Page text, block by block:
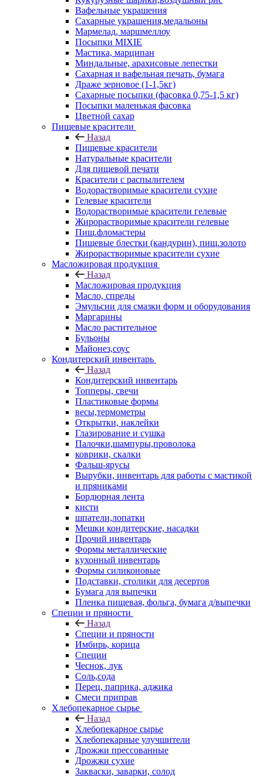
Вафельные украшения
Сахарные украшения,медальоны
Мармелад, маршмеллоу
Посыпки MIXIE
Мастика, марципан
Миндальные, арахисовые лепестки
Сахарная и вафельная печать, бумага
Драже зерновое (1-1,5кг)
Сахарные посыпки (фасовка 0,75-1,5 кг)
Посыпки маленькая фасовка
Цветной сахар
Пищевые красители
Назад
Пищевые красители
Натуральные красители
Для пищевой печати
Красители с распылителем
Водорастворимые красители сухие
Гелевые красители
Водорастворимые красители гелевые
Жирорастворимые красители гелевые
Пищ.фломастеры
Пищевые блестки (кандурин), пищ.золото
Жирорастворимые красители сухие
Масложировая продукция
Назад
Масложировая продукция
Масло, спреды
Эмульсии для смазки форм и оборудования
Маргарины
Масло растительное
Бульоны
Майонез,соус
Кондитерский инвентарь
Назад
Кондитерский инвентарь
Топперы, свечи
Пластиковые формы
весы,термометры
Открытки, наклейки
Глазирование и сушка
Палочки,шампуры,проволока
коврики, скалки
Фальш-ярусы
Вырубки, инвентарь для работы с мастикой
и пряниками
Бордюрная лента
кисти
шпатели,лопатки
Мешки кондитерские, насадки
Прочий инвентарь
Формы металлические
кухонный инвентарь
Формы силиконовые
Подставки, столики для десертов
Бумага для выпечки
Пленка пищевая, фольга, бумага д/выпечки
Специи и пряности
Назад
Специи и пряности
Имбирь, корица
Специи
Чеснок, лук
Соль,сода
Перец, паприка, аджика
Смеси приправ
Хлебопекарное сырье
Назад
Хлебопекарное сырье
Хлебопекарные улучшители
Дрожжи прессованные
Дрожжи сухие
Закваски, заварки, солод